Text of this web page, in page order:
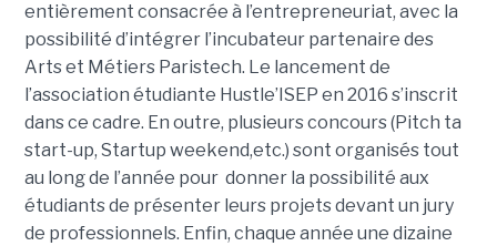
entièrement consacrée à l’entrepreneuriat, avec la
possibilité d’intégrer l’incubateur partenaire des
Arts et Métiers Paristech. Le lancement de
l’association étudiante Hustle’ISEP en 2016 s’inscrit
dans ce cadre. En outre, plusieurs concours (Pitch ta
start-up, Startup weekend,etc.) sont organisés tout
au long de l’année pour donner la possibilité aux
étudiants de présenter leurs projets devant un jury
de professionnels. Enfin, chaque année une dizaine